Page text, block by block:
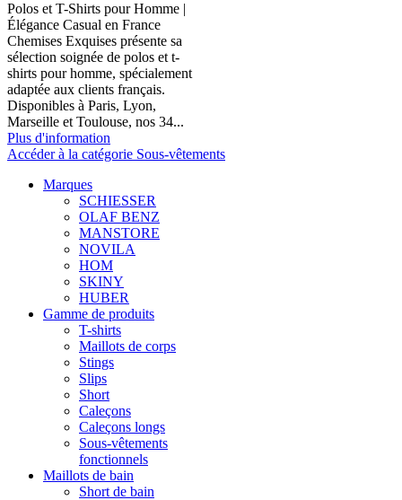
Polos et T-Shirts pour Homme |
Élégance Casual en France
Chemises Exquises présente sa
sélection soignée de polos et t-
shirts pour homme, spécialement
adaptée aux clients français.
Disponibles à Paris, Lyon,
Marseille et Toulouse, nos 34...
Plus d'information
Accéder à la catégorie Sous-vêtements
Marques
SCHIESSER
OLAF BENZ
MANSTORE
NOVILA
HOM
SKINY
HUBER
Gamme de produits
T-shirts
Maillots de corps
Stings
Slips
Short
Caleçons
Caleçons longs
Sous-vêtements
fonctionnels
Maillots de bain
Short de bain